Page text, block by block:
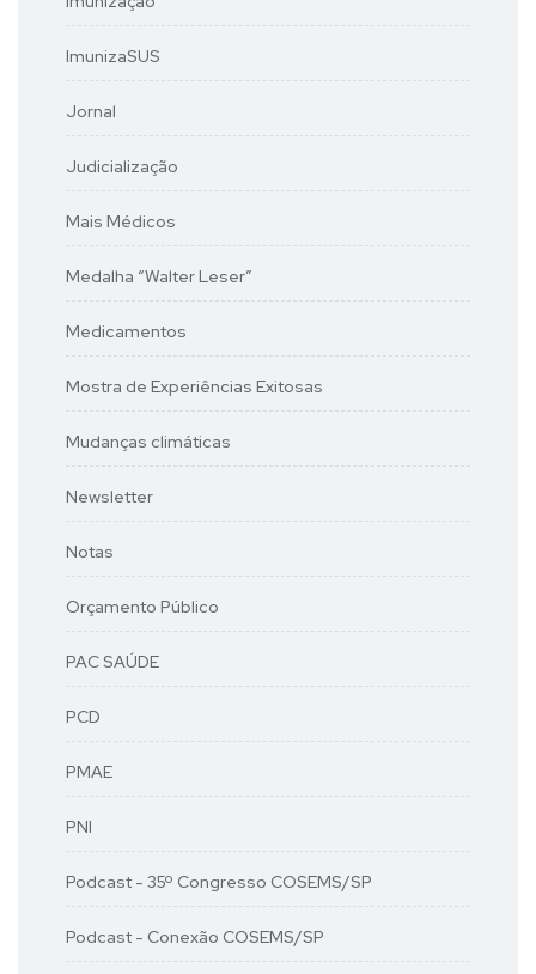
ImunizaSUS
Jornal
Judicialização
Mais Médicos
Medalha “Walter Leser”
Medicamentos
Mostra de Experiências Exitosas
Mudanças climáticas
Newsletter
Notas
Orçamento Público
PAC SAÚDE
PCD
PMAE
PNI
Podcast - 35º Congresso COSEMS/SP
Podcast - Conexão COSEMS/SP